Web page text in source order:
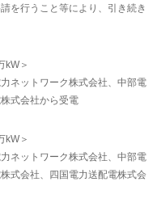
を行うこと等により、引き続き
＞
ネットワーク株式会社、中部電
式会社から受電
＞
ネットワーク株式会社、中部電
式会社、四国電力送配電株式会